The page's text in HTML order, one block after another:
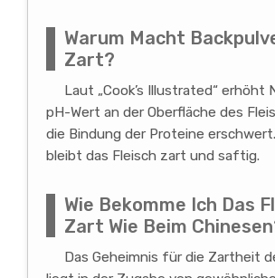
Warum Macht
Zart?
Laut „Cook’s Illustrated“ erhöht
pH-Wert an der Oberfläche des
die Bindung der Proteine
bleibt das Fleisch zart und saftig.
Wie Bekomme Ich Das
Zart Wie Beim
Das Geheimnis für die Zartheit